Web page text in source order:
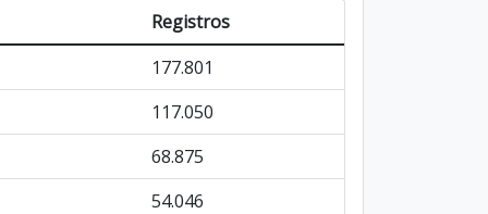
Registros
177.801
117.050
68.875
54.046